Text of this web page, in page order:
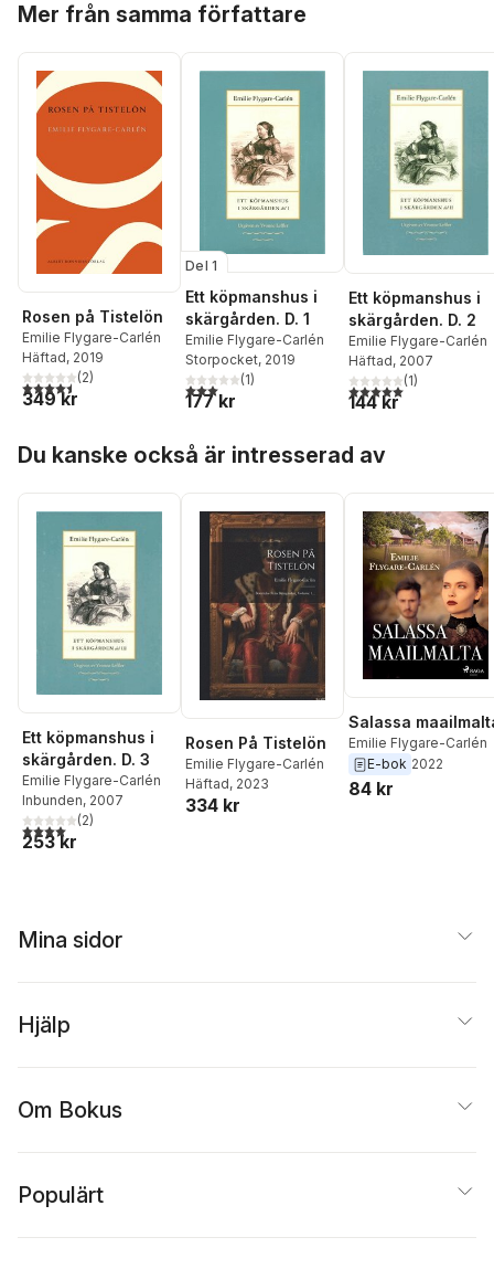
Mer från samma författare
Rosen på Tistelön
Emilie Flygare-Carlén
Häftad, 2019
4,5utav 5 stjärnor. Totalt antal röster:
(2)
349 kr
Del 1
Ett köpmanshus i
skärgården. D. 1
Emilie Flygare-Carlén
Storpocket, 2019
3,0utav 5 stjärnor. Totalt antal röster:
(1)
177 kr
Ett köpmanshus i
skärgården. D. 2
Emilie Flygare-Carlén
Häftad, 2007
5,0utav 5 stjärnor.
(1)
144 kr
Du kanske också är intresserad av
Ett köpmanshus i
skärgården. D. 3
Emilie Flygare-Carlén
Inbunden, 2007
4,0utav 5 stjärnor. Totalt antal röster:
(2)
253 kr
Rosen På Tistelön
Emilie Flygare-Carlén
Häftad, 2023
334 kr
Salassa
Emilie Flygare-Carlén
E-bok 2022
84 kr
Mina sidor
Hjälp
Om Bokus
Populärt